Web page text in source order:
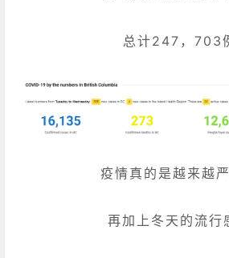
总计247，703
疫情真的是越来越
再加上冬天的流行